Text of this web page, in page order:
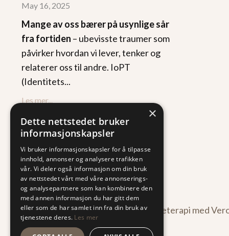
May 16, 2025
Mange av oss bærer på usynlige sår
fra fortiden – ubevisste traumer som
påvirker hvordan vi lever, tenker og
relaterer oss til andre. IoPT
(Identitets...
Les mer...
© 2026 IoPT Traumeterapi med
×
Dette nettstedet bruker
informasjonskapsler
Vi bruker informasjonskapsler for å tilpasse
innhold, annonser og analysere trafikken
vår. Vi deler også informasjon om din bruk
av nettstedet vårt med våre annonserings-
og analysepartnere som kan kombinere den
med annen informasjon du har gitt dem
eller som de har samlet inn fra din bruk av
tjenestene deres. Les mer